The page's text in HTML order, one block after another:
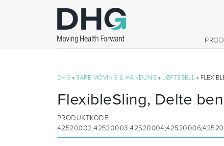
DHG »SAFE MOVING & HANDLING » LØFTESEJL »
FlexibleSling, Delte
PRODUKTKODE